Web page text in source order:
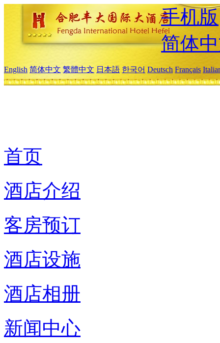
手机版
简体
English 简体中文 繁體中文 日本語 한국어 Deutsch Français
首页
酒店介绍
客房预订
酒店设施
酒店相册
新闻中心